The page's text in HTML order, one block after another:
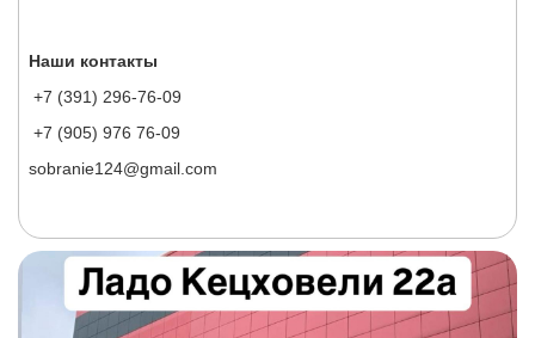
Наши контакты
+7 (391) 296-76-09
+7 (905) 976 76-09
sobranie124@gmail.com